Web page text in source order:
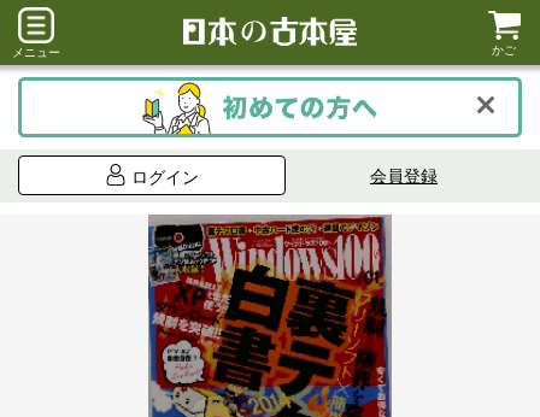
メニュー かご
ログイン 会員登録